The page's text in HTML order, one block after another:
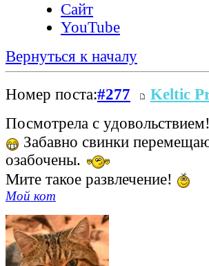
Сайт
YouTube
Вернуться к началу
Номер поста:#277 Keltic
Посмотрела с удовольствием!
Забавно свинки
озабочены.
Мите такое развлечение!
Мой кот